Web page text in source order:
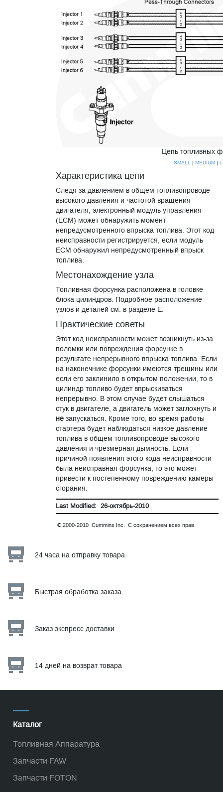
Цепь топливных
SMALL| MEDIUM|
Характеристика цепи
Следя за давлением в общем топливопроводе
высокого давления и частотой вращения
двигателя, электронный модуль управления
(ECM) может обнаружить момент
непредусмотренного впрыска топлива. Этот код
неисправности регистрируется, если модуль
ECM обнаружил непредусмотренный впрыск
топлива.
Местонахождение узла
Топливная форсунка расположена в головке
блока цилиндров. Подробное расположение
узлов и деталей см. в разделе E.
Практические советы
Этот код неисправности может возникнуть из-за
поломки или повреждения форсунке в
результате непрерывного впрыска топлива. Если
на наконечнике форсунки имеются трещины или
если его заклинило в открытом положении, то в
цилиндр топливо будет впрыскиваться
непрерывно. В этом случае будет слышаться
стук в двигателе, а двигатель может заглохнуть и
не запускаться. Кроме того, во время работы
стартера будет наблюдаться низкое давление
топлива в общем топливопроводе высокого
давления и чрезмерная дымность. Если
причиной появления этого кода неисправности
была неисправная форсунка, то это может
привести к постепенному повреждению камеры
сгорания.
Last Modified: 26-октябрь-2010
© 2000-2010 Cummins Inc. С сохранением всех прав.
24 часа на отправку товара
Быстрая обработка заказа
Заказ экспресс доставки
14 дней на возврат товара
Каталог
Топливная Аппаратура
Запчасти FAW
Запчасти FOTON